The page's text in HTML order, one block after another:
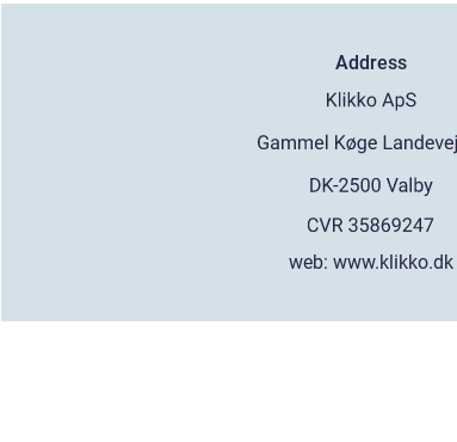
Address
web:www.klikko.dk